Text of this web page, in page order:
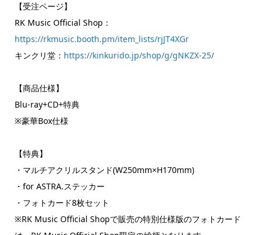
【受注ページ】
RK Music Official Shop：
https://rkmusic.booth.pm/item_lists/rjJT4XGr
キンクリ堂： https://kinkurido.jp/shop/g/gNKZX-25/
【商品仕様】
Blu-ray+CD+特典
※豪華Box仕様
【特典】
・マルチアクリルスタンド(W250mm×H170mm)
・for ASTRA.ステッカー
・フォトカード8枚セット
※RK Music Official Shopで販売の特別仕様版のフォトカード